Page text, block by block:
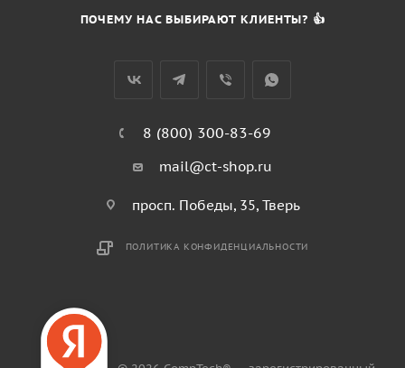
ПОЧЕМУ НАС ВЫБИРАЮТ КЛИЕНТЫ? 👍
8 (800) 300-83-69
mail@ct-shop.ru
просп. Победы, 35, Тверь
ПОЛИТИКА КОНФИДЕНЦИАЛЬНОСТИ